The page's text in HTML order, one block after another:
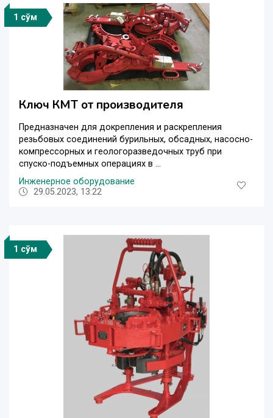
1 сўм
Ключ КМТ от производителя
Предназначен для докрепления и раскрепления
резьбовых соединений бурильных, обсадных, насосно-
компрессорных и геологоразведочных труб при
спуско-подъемных операциях в ...
Инженерное оборудование
29.05.2023, 13:22
1 сўм